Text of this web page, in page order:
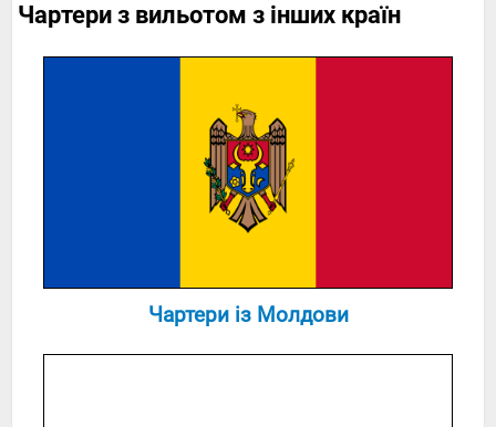
Чартери з вильотом з інших країн
Чартери із Молдови